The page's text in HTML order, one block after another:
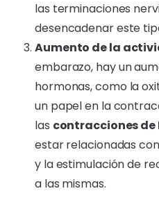
las terminaciones
desencadenar este
Aumento de la
embarazo, hay un
hormonas, como la
un papel en la
las contracciones de
estar relacionadas
y la estimulación de
a las mismas.